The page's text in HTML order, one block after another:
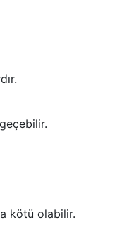
kötü olabilir.